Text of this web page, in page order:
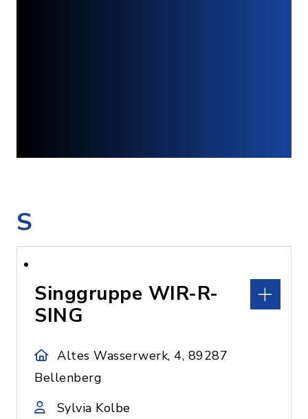
S
Singgruppe WIR-R-
SING
Altes Wasserwerk, 4, 89287
Bellenberg
Sylvia Kolbe